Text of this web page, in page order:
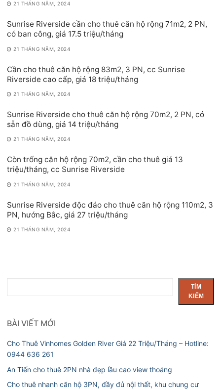
21 THÁNG NĂM, 2024
Sunrise Riverside cần cho thuê căn hộ rộng 71m2, 2 PN,
có ban công, giá 17.5 triệu/tháng
21 THÁNG NĂM, 2024
Cần cho thuê căn hộ rộng 83m2, 3 PN, cc Sunrise
Riverside cao cấp, giá 18 triệu/tháng
21 THÁNG NĂM, 2024
Sunrise Riverside cho thuê căn hộ rộng 70m2, 2 PN, có
sẵn đồ dùng, giá 14 triệu/tháng
21 THÁNG NĂM, 2024
Còn trống căn hộ rộng 70m2, cần cho thuê giá 13
triệu/tháng, cc Sunrise Riverside
21 THÁNG NĂM, 2024
Sunrise Riverside độc đáo cho thuê căn hộ rộng 110m2, 3
PN, hướng Bắc, giá 27 triệu/tháng
21 THÁNG NĂM, 2024
kiếm
TÌM
KIẾM
BÀI VIẾT MỚI
Cho Thuê Vinhomes Golden River Giá 22 Triệu/Tháng – Hotline:
0944 636 261
An Tiến cho thuê 2PN nhà đẹp lầu cao view thoáng
Cho thuê nhanh căn hộ 3PN, đầy đủ nội thất, khu chung cư